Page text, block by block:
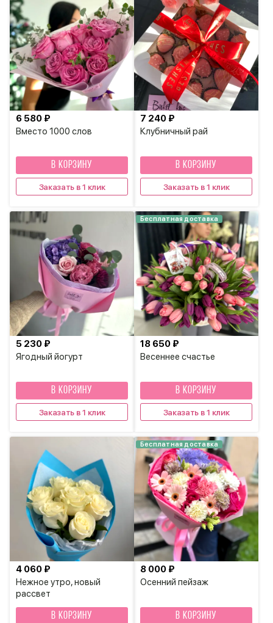
Вместо 1000 слов
6 580 ₽
В КОРЗИНУ
Заказать в 1 клик
Клубничный рай
7 240 ₽
В КОРЗИНУ
Заказать в 1 клик
Ягодный йогурт
5 230 ₽
В КОРЗИНУ
Заказать в 1 клик
Бесплатная доставка
Весеннее счастье
18 650 ₽
В КОРЗИНУ
Заказать в 1 клик
Нежное утро, новый
рассвет
4 060 ₽
В КОРЗИНУ
Бесплатная доставка
Осенний пейзаж
8 000 ₽
В КОРЗИНУ